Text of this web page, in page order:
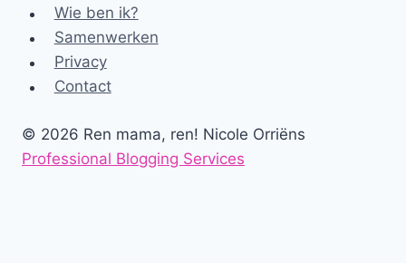
Wie ben ik?
Samenwerken
Privacy
Contact
© 2026 Ren mama, ren! Nicole Orriëns
Professional Blogging Services